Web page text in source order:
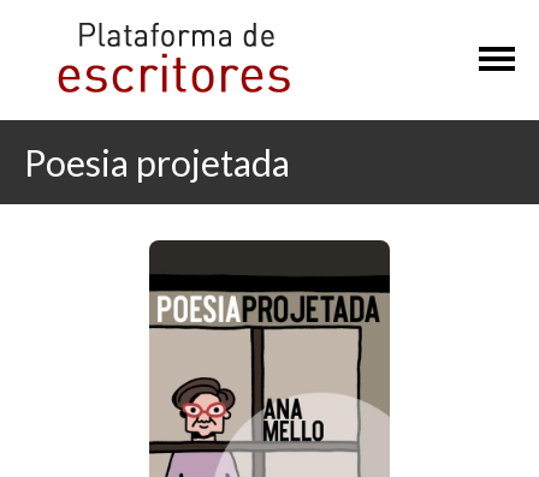
×
Poesia projetada